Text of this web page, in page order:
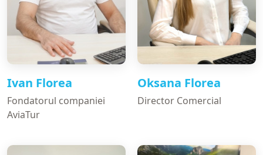
Ivan Florea
Fondatorul companiei
AviaTur
Oksana Florea
Director Comercial